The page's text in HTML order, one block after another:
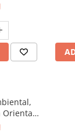
Oriental